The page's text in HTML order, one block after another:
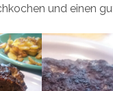
und einen